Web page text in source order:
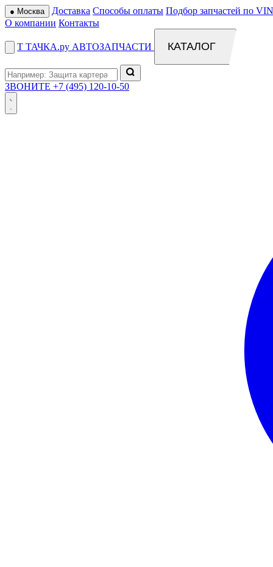
● Москва Доставка Способы оплаты Подбор запчастей по
О компании Контакты
Т ТАЧКА.ру АВТОЗАПЧАСТИ КАТАЛОГ
ЗВОНИТЕ +7 (495) 120-10-50